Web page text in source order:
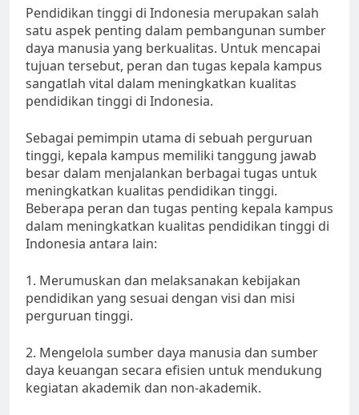
Pendidikan tinggi di Indonesia merupakan salah
satu aspek penting dalam pembangunan sumber
daya manusia yang berkualitas. Untuk mencapai
tujuan tersebut, peran dan tugas kepala kampus
sangatlah vital dalam meningkatkan kualitas
pendidikan tinggi di Indonesia.
Sebagai pemimpin utama di sebuah perguruan
tinggi, kepala kampus memiliki tanggung jawab
besar dalam menjalankan berbagai tugas untuk
meningkatkan kualitas pendidikan tinggi.
Beberapa peran dan tugas penting kepala kampus
dalam meningkatkan kualitas pendidikan tinggi di
Indonesia antara lain:
1. Merumuskan dan melaksanakan kebijakan
pendidikan yang sesuai dengan visi dan misi
perguruan tinggi.
2. Mengelola sumber daya manusia dan sumber
daya keuangan secara efisien untuk mendukung
kegiatan akademik dan non-akademik.